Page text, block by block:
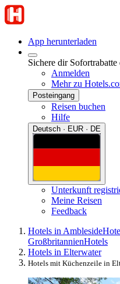
App herunterladen
Sichere dir
Anmelden
Mehr zu
Posteingang
Reisen buchen
Hilfe
Deutsch · EUR · DE
Unterkunft
Meine Reisen
Feedback
Hotels in Ambleside
GroßbritannienHotels
Hotels in Elterwater
Hotels mit Küchenzeile in